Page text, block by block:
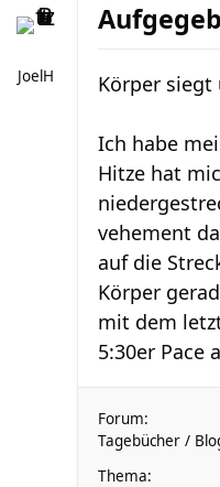
JoelH Körper siegt
Ich habe
Hitze hat
vehement
auf die
Körper
mit dem
5:30er Pace
Forum:
Tagebücher /
Thema: